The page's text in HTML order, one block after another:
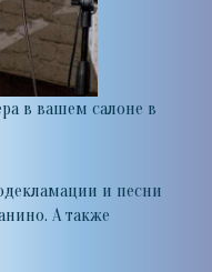
в вашем салоне в
и песни
А также